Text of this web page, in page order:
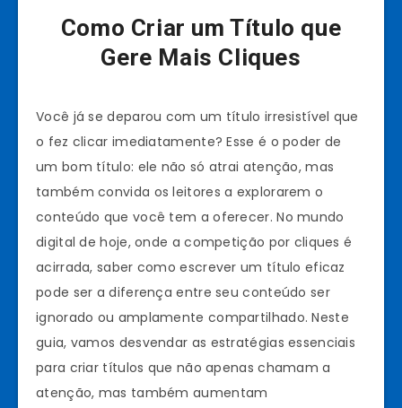
Como Criar um Título que
Gere Mais Cliques
Você já se deparou com um título irresistível que
o fez clicar imediatamente? Esse é o poder de
um bom título: ele não só atrai atenção, mas
também convida os leitores a explorarem o
conteúdo que você tem a oferecer. No mundo
digital de hoje, onde a competição por cliques é
acirrada, saber como escrever um título eficaz
pode ser a diferença entre seu conteúdo ser
ignorado ou amplamente compartilhado. Neste
guia, vamos desvendar as estratégias essenciais
para criar títulos que não apenas chamam a
atenção, mas também aumentam